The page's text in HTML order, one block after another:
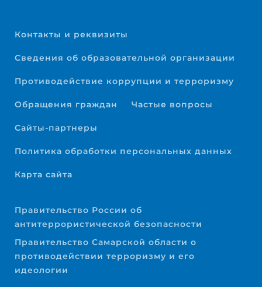
Контакты и реквизиты
Сведения об образовательной организации
Противодействие коррупции и терроризму
Обращения граждан Частые вопросы
Сайты-партнеры
Политика обработки персональных данных
Карта сайта
Правительство России об
антитеррористической безопасности
Правительство Самарской области о
противодействии терроризму и его
идеологии